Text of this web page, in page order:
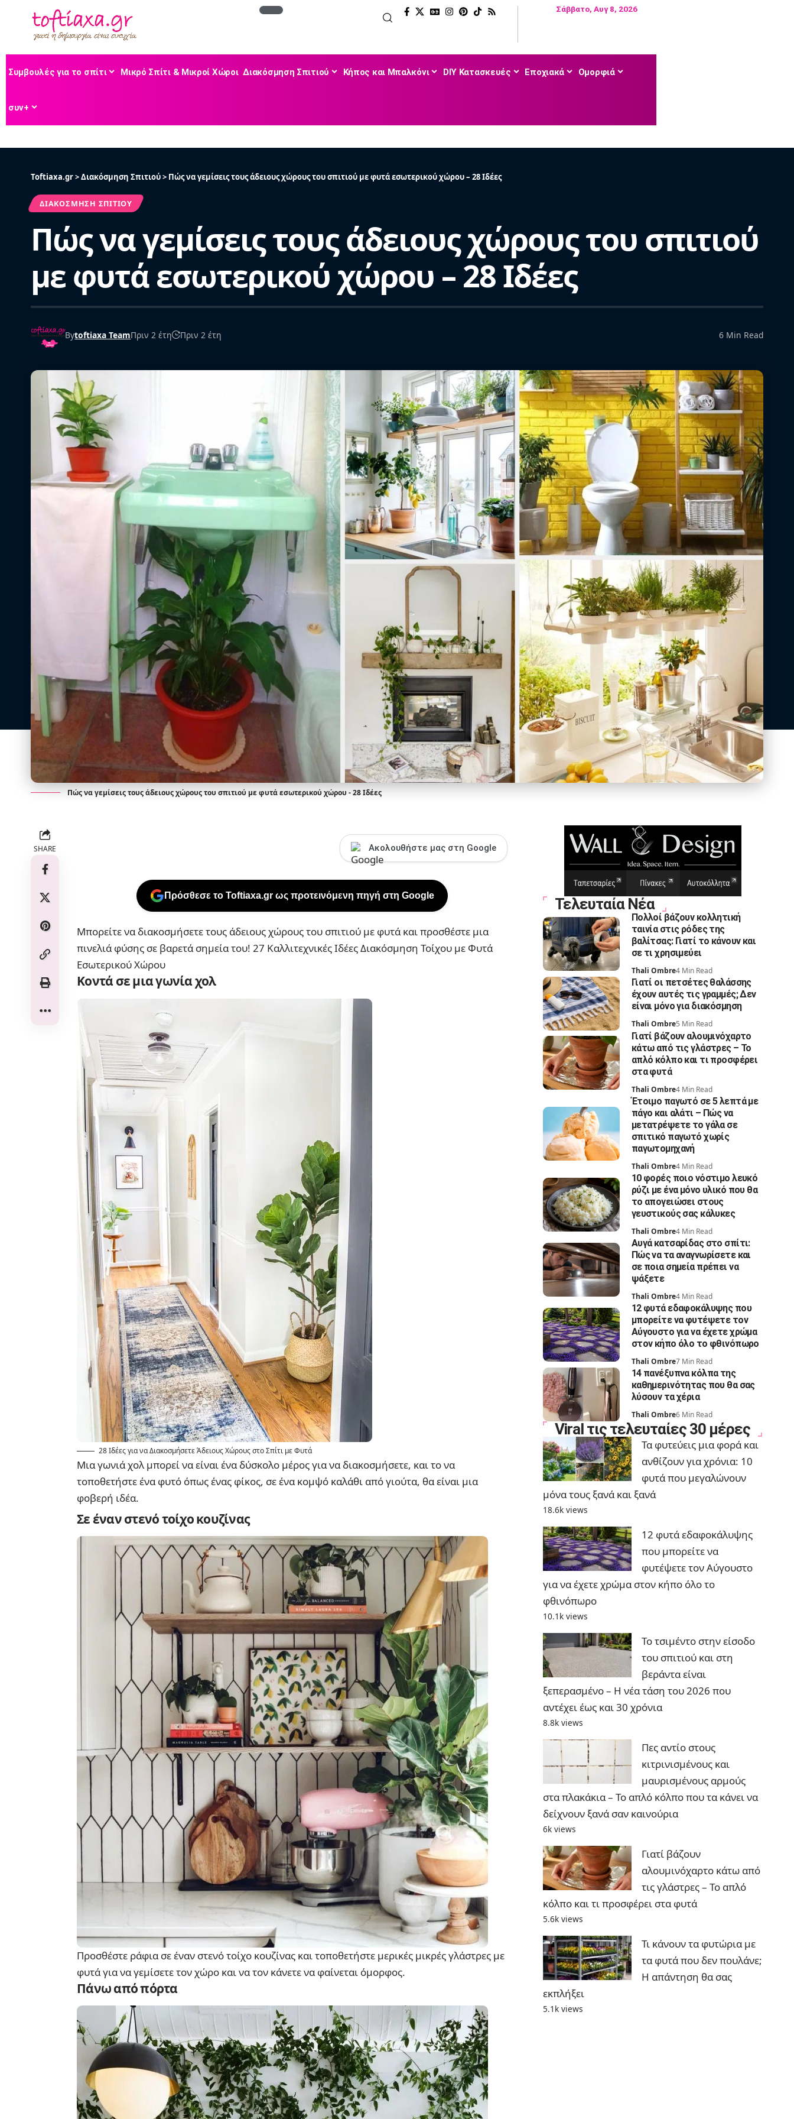
Σάββατο, Αυγ 8, 2026
Συμβουλές για το σπίτι Μικρό Σπίτι & Μικροί Χώροι Διακόσμηση Σπιτιού Κήπος και Μπαλκόνι DIY Κατασκευές Εποχιακά Ομορφιά
συν+
Toftiaxa.gr>Διακόσμηση Σπιτιού> Πώς να γεμίσεις τους άδειους χώρους του σπιτιού με φυτά εσωτερικού χώρου – 28 Ιδέες
ΔΙΑΚΌΣΜΗΣΗ ΣΠΙΤΙΟΎ
Πώς να γεμίσεις τους άδειους χώρους του σπιτιού
με φυτά εσωτερικού χώρου – 28 Ιδέες
Bytoftiaxa TeamΠριν 2 έτη Πριν 2 έτη 6 Min Read
Πώς να γεμίσεις τους άδειους χώρους του σπιτιού με φυτά εσωτερικού χώρου - 28 Ιδέες
SHARE Ακολουθήστε μας στη Google
Πρόσθεσε το Toftiaxa.gr ως προτεινόμενη πηγή στη Google
Μπορείτε να διακοσμήσετε τους άδειους χώρους του σπιτιού με φυτά και προσθέστε μια
πινελιά φύσης σε βαρετά σημεία του! 27 Καλλιτεχνικές Ιδέες Διακόσμηση Τοίχου με Φυτά
Εσωτερικού Χώρου
Κοντά σε μια γωνία χολ
28 Ιδέες για να Διακοσμήσετε Άδειους Χώρους στο Σπίτι με Φυτά
Μια γωνιά χολ μπορεί να είναι ένα δύσκολο μέρος για να διακοσμήσετε, και το να
τοποθετήστε ένα φυτό όπως ένας φίκος, σε ένα κομψό καλάθι από γιούτα, θα είναι μια
φοβερή ιδέα.
Σε έναν στενό τοίχο κουζίνας
Προσθέστε ράφια σε έναν στενό τοίχο κουζίνας και τοποθετήστε μερικές μικρές γλάστρες με
φυτά για να γεμίσετε τον χώρο και να τον κάνετε να φαίνεται όμορφος.
Πάνω από πόρτα
Τελευταία Νέα
Πολλοί βάζουν κολλητική
ταινία στις ρόδες της
βαλίτσας: Γιατί το κάνουν και
σε τι χρησιμεύει
Thali Ombre4 Min Read
Γιατί οι πετσέτες θαλάσσης
έχουν αυτές τις γραμμές; Δεν
είναι μόνο για διακόσμηση
Thali Ombre5 Min Read
Γιατί βάζουν αλουμινόχαρτο
κάτω από τις γλάστρες – Το
απλό κόλπο και τι προσφέρει
στα φυτά
Thali Ombre4 Min Read
Έτοιμο παγωτό σε 5 λεπτά με
πάγο και αλάτι – Πώς να
μετατρέψετε το γάλα σε
σπιτικό παγωτό χωρίς
παγωτομηχανή
Thali Ombre4 Min Read
10 φορές ποιο νόστιμο λευκό
ρύζι με ένα μόνο υλικό που θα
το απογειώσει στους
γευστικούς σας κάλυκες
Thali Ombre4 Min Read
Αυγά κατσαρίδας στο σπίτι:
Πώς να τα αναγνωρίσετε και
σε ποια σημεία πρέπει να
ψάξετε
Thali Ombre4 Min Read
12 φυτά εδαφοκάλυψης που
μπορείτε να φυτέψετε τον
Αύγουστο για να έχετε χρώμα
στον κήπο όλο το φθινόπωρο
Thali Ombre7 Min Read
14 πανέξυπνα κόλπα της
καθημερινότητας που θα σας
λύσουν τα χέρια
Thali Ombre6 Min Read
Viral τις τελευταίες 30 μέρες
Τα φυτεύεις μια φορά και
ανθίζουν για χρόνια: 10
φυτά που μεγαλώνουν
μόνα τους ξανά και ξανά
18.6k views
12 φυτά εδαφοκάλυψης
που μπορείτε να
φυτέψετε τον Αύγουστο
για να έχετε χρώμα στον κήπο όλο το
φθινόπωρο
10.1k views
Το τσιμέντο στην είσοδο
του σπιτιού και στη
βεράντα είναι
ξεπερασμένο – Η νέα τάση του 2026 που
αντέχει έως και 30 χρόνια
8.8k views
Πες αντίο στους
κιτρινισμένους και
μαυρισμένους αρμούς
στα πλακάκια – Το απλό κόλπο που τα κάνει να
δείχνουν ξανά σαν καινούρια
6k views
Γιατί βάζουν
αλουμινόχαρτο κάτω από
τις γλάστρες – Το απλό
κόλπο και τι προσφέρει στα φυτά
5.6k views
Τι κάνουν τα φυτώρια με
τα φυτά που δεν πουλάνε;
Η απάντηση θα σας
εκπλήξει
5.1k views